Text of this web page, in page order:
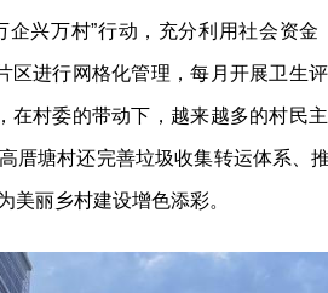
企兴万村”行动，充分利用社会资
区进行网格化管理，每月开展卫生
在村委的带动下，越来越多的村民
厝塘村还完善垃圾收集转运体系、
美丽乡村建设增色添彩。